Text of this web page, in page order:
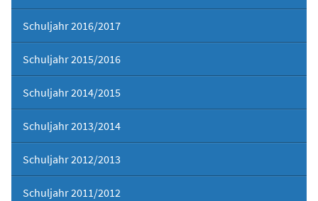
Schuljahr 2016/2017
Schuljahr 2015/2016
Schuljahr 2014/2015
Schuljahr 2013/2014
Schuljahr 2012/2013
Schuljahr 2011/2012